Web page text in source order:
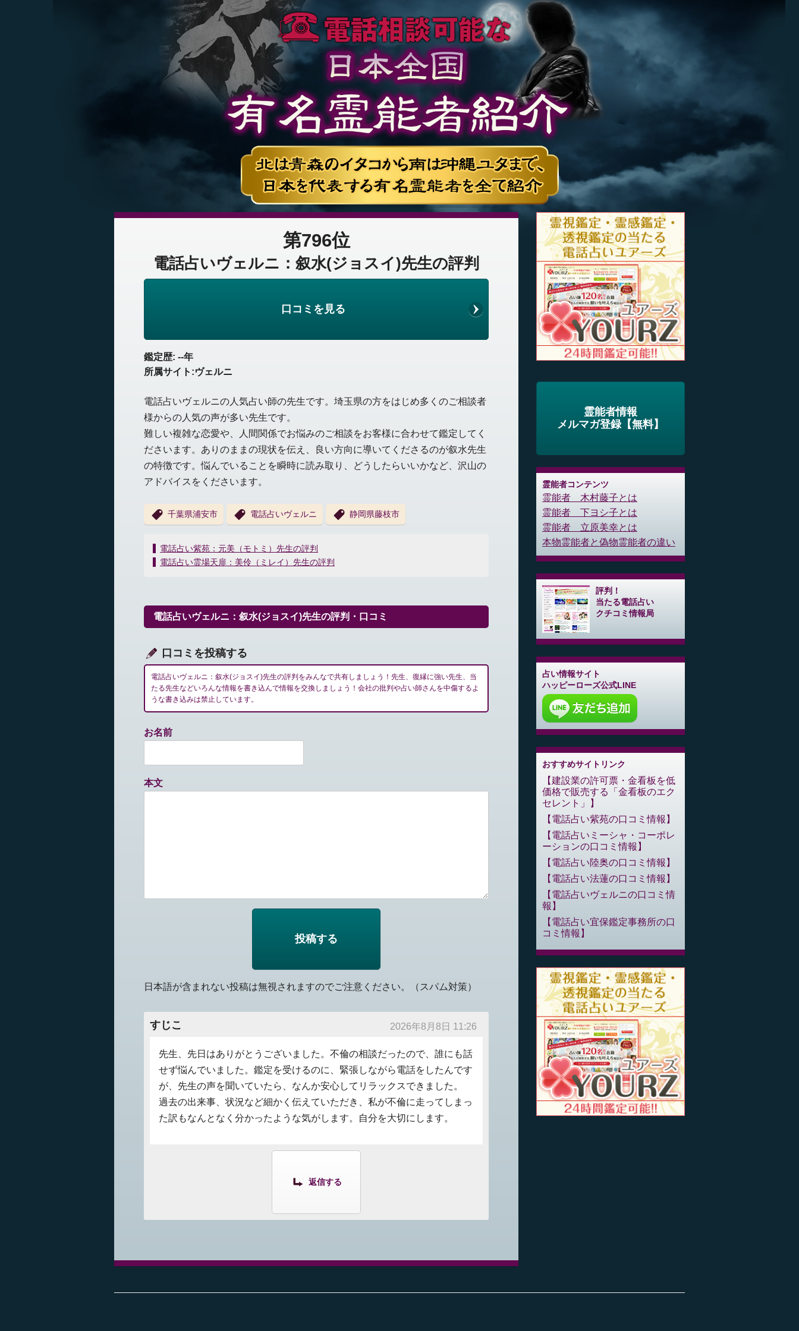
第796位
電話占いヴェルニ：叙水(ジョスイ)先生の評判
口コミを見る
鑑定歴: --年
所属サイト:ヴェルニ
電話占いヴェルニの人気占い師の先生です。埼玉県の方をはじめ多くのご相談者
様からの人気の声が多い先生です。
難しい複雑な恋愛や、人間関係でお悩みのご相談をお客様に合わせて鑑定してく
ださいます。ありのままの現状を伝え、良い方向に導いてくださるのが叙水先生
の特徴です。悩んでいることを瞬時に読み取り、どうしたらいいかなど、沢山の
アドバイスをくださいます。
千葉県浦安市 電話占いヴェルニ 静岡県藤枝市
投
稿
ー
シ
ン
電話占い紫苑：元美（モトミ）先生の評判
電話占い霊場天扉：美伶（ミレイ）先生の評判
電話占いヴェルニ：叙水(ジョスイ)先生の評判・口コミ
口コミを投稿する
電話占いヴェルニ：叙水(ジョスイ)先生の評判をみんなで共有しましょう！先生、復縁に強い先生、当
たる先生などいろんな情報を書き込んで情報を交換しましょう！会社の批判や占い師さんを中傷するよ
うな書き込みは禁止しています。
お名前
本文
日本語が含まれない投稿は無視されますのでご注意ください。（スパム対策）
すじこ 2026年8月8日 11:26
先生、先日はありがとうございました。不倫の相談だったので、誰にも話
せず悩んでいました。鑑定を受けるのに、緊張しながら電話をしたんです
が、先生の声を聞いていたら、なんか安心してリラックスできました。
過去の出来事、状況など細かく伝えていただき、私が不倫に走ってしまっ
た訳もなんとなく分かったような気がします。自分を大切にします。
返信する
霊能者情報
メルマガ登録【無料】
霊能者コンテンツ
霊能者 木村藤子とは
霊能者 下ヨシ子とは
霊能者 立原美幸とは
本物霊能者と偽物霊能者の違い
評判！
当たる電話占い
クチコミ情報局
占い情報サイト
ハッピーローズ公式LINE
おすすめサイトリンク
建設業の許可票・金看板を低
価格で販売する「金看板のエク
セレント」
電話占い紫苑の口コミ情報
電話占いミーシャ・コーポレ
ーションの口コミ情報
電話占い陸奥の口コミ情報
電話占い法蓮の口コミ情報
電話占いヴェルニの口コミ情
報
電話占い宜保鑑定事務所の口
コミ情報